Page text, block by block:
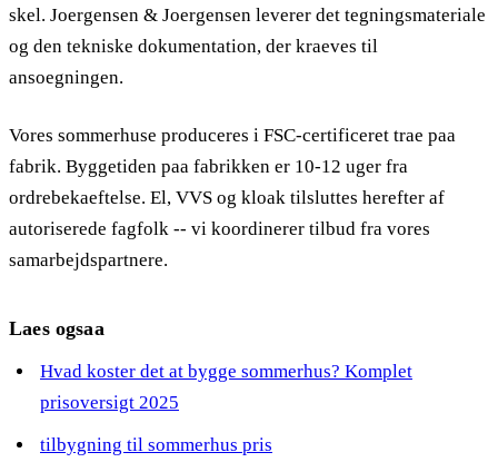
skel. Joergensen & Joergensen leverer det tegningsmateriale
og den tekniske dokumentation, der kraeves til
ansoegningen.
Vores sommerhuse produceres i FSC-certificeret trae paa
fabrik. Byggetiden paa fabrikken er 10-12 uger fra
ordrebekaeftelse. El, VVS og kloak tilsluttes herefter af
autoriserede fagfolk -- vi koordinerer tilbud fra vores
samarbejdspartnere.
Laes ogsaa
Hvad koster det at bygge sommerhus? Komplet
prisoversigt 2025
tilbygning til sommerhus pris